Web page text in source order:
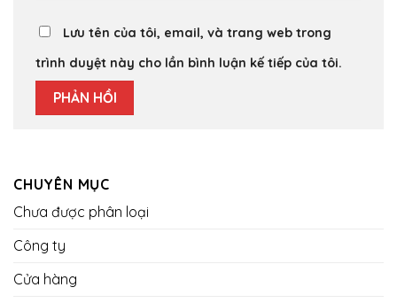
Lưu tên của tôi, email, và trang web trong
trình duyệt này cho lần bình luận kế tiếp của tôi.
CHUYÊN MỤC
Chưa được phân loại
Công ty
Cửa hàng